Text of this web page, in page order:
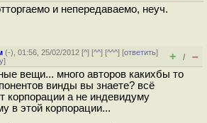
и непередаваемо, неуч.
(-), 01:56, 25/02/2012 [^] [^^] [^^^] [ответить]
] + / –
вещи... много авторов какихбы то
винды вы знаете? всё
корпорации а не индевидуму
в этой корпорации...